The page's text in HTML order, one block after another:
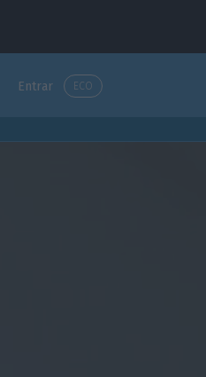
Entrar ECO